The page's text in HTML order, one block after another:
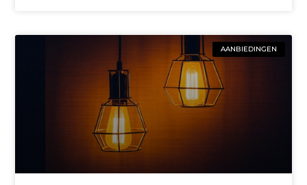
AANBIEDINGEN